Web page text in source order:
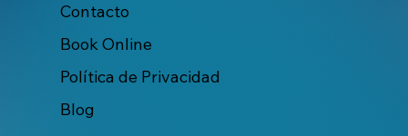
Contacto
Book Online
Política de Privacidad
Blog